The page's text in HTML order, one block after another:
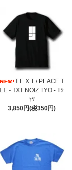
T E X T / PEACE T
EE - TXT NOIZ TYO - Tｼ
ｬﾂ
3,850円(税350円)